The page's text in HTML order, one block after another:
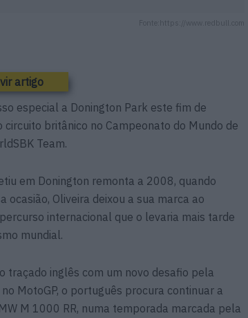
Fonte:https://www.redbull.com
artigo
especial a Donington Park este fim de
britânico no Campeonato do Mundo de
Team.
em Donington remonta a 2008, quando
ocasião, Oliveira deixou a sua marca ao
internacional que o levaria mais tarde
mundial.
traçado inglês com um novo desafio pela
MotoGP, o português procura continuar a
M 1000 RR, numa temporada marcada pela